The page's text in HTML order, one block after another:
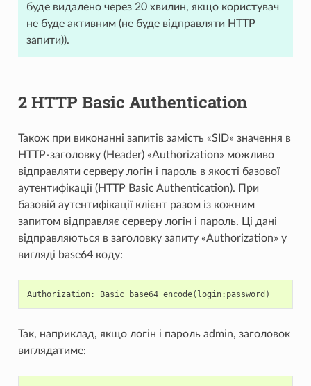
буде видалено через 20 хвилин, якщо користувач
не буде активним (не буде відправляти HTTP
запити)).
2 HTTP Basic Authentication
Також при виконанні запитів замість «SID» значення в
HTTP-заголовку (Header) «Authorization» можливо
відправляти серверу логін і пароль в якості базової
аутентифікації (HTTP Basic Authentication). При
базовій аутентифікації клієнт разом із кожним
запитом відправляє серверу логін і пароль. Ці дані
відправляються в заголовку запиту «Authorization» у
вигляді base64 коду:
Так, наприклад, якщо логін і пароль admin, заголовок
виглядатиме: